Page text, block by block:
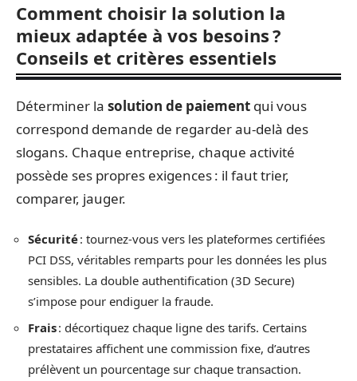
Comment choisir la solution la
mieux adaptée à vos besoins ?
Conseils et critères essentiels
Déterminer la solution de paiement qui vous
correspond demande de regarder au-delà des
slogans. Chaque entreprise, chaque activité
possède ses propres exigences : il faut trier,
comparer, jauger.
Sécurité: tournez-vous vers les plateformes certifiées
PCI DSS, véritables remparts pour les données les plus
sensibles. La double authentification (3D Secure)
s’impose pour endiguer la fraude.
Frais: décortiquez chaque ligne des tarifs. Certains
prestataires affichent une commission fixe, d’autres
prélèvent un pourcentage sur chaque transaction.